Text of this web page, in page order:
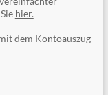
hier.
dem Kontoauszug